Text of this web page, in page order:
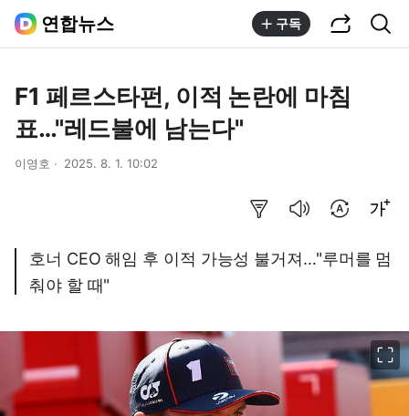
연합뉴스 구독
F1 페르스타펀, 이적 논란에 마침
표…"레드불에 남는다"
이영호 2025. 8. 1. 10:02
호너 CEO 해임 후 이적 가능성 불거져…"루머를 멈
춰야 할 때"